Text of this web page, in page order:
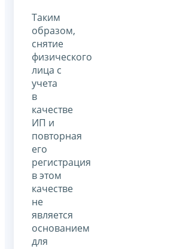
Таким
образом,
снятие
физического
лица с
учета
в
качестве
ИП и
повторная
его
регистрация
в этом
качестве
не
является
основанием
для